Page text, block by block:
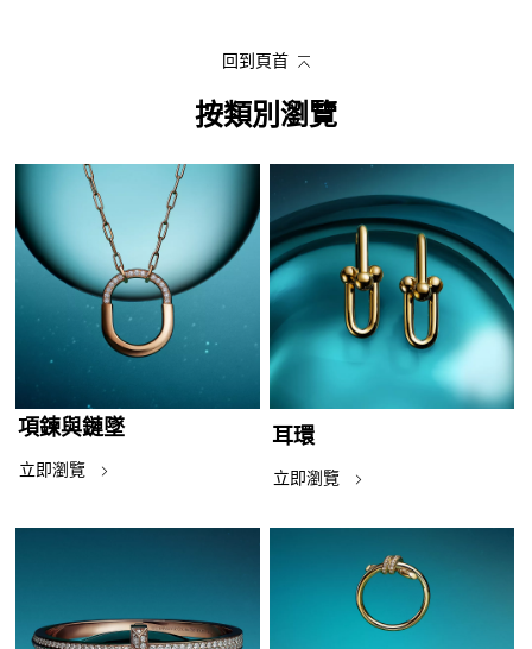
回到頁首
按類別瀏覽
項鍊與鏈墜
立即瀏覽
耳環
立即瀏覽